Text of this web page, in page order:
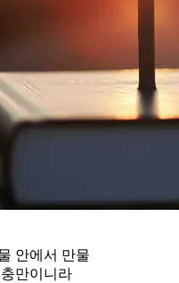
안에서 만물
만이니라